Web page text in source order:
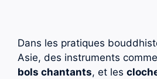
Dans les pratiques
Asie, des instruments
bols chantants, et les